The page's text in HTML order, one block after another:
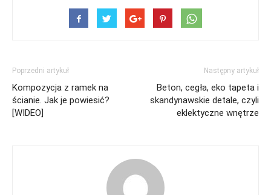
Poprzedni artykuł
Kompozycja z ramek na
ścianie. Jak je powiesić?
[WIDEO]
Następny artykuł
Beton, cegła, eko tapeta i
skandynawskie detale, czyli
eklektyczne wnętrze